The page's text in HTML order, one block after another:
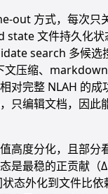
out 方式，每次只
state 文件持久化
search 多候选
压缩、
对完整 NLAH 的成
只编辑文档，因此
高度分化，且部分
是最稳的正贡献（
态外化到文件比